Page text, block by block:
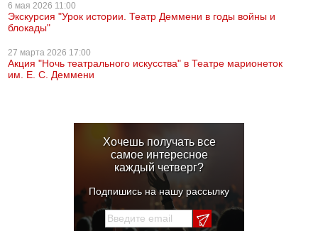
6 мая 2026 11:00
Экскурсия "Урок истории. Театр Деммени в годы войны и
блокады"
27 марта 2026 17:00
Акция "Ночь театрального искусства" в Театре марионеток
им. Е. С. Деммени
Хочешь получать все
самое интересное
каждый четверг?
Подпишись на нашу рассылку